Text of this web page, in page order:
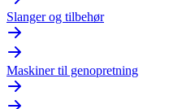
Slanger og tilbehør
Maskiner til genopretning